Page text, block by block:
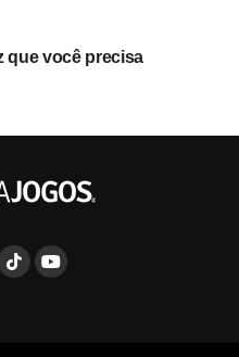
que você precisa